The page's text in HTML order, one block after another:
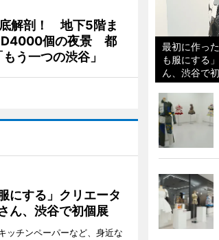
解剖！ 地下5階ま
個の夜景 都
う一つの渋谷」
にする」クリエータ
ん、渋谷で初個展
ッチンペーパーなど、身近な
最初に作っ
も服にする
ん、渋谷で